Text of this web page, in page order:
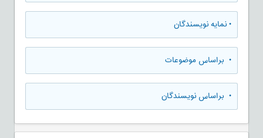
•نمایه نویسندگان
• براساس موضوعات
• براساس نویسندگان